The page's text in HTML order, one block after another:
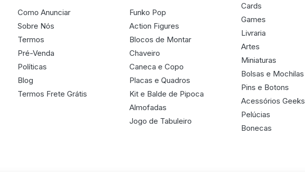
Como Anunciar
Sobre Nós
Termos
Pré-Venda
Políticas
Blog
Termos Frete Grátis
Funko Pop
Action Figures
Blocos de Montar
Chaveiro
Caneca e Copo
Placas e Quadros
Kit e Balde de Pipoca
Almofadas
Jogo de Tabuleiro
Cards
Games
Livraria
Artes
Miniaturas
Bolsas e Mochilas
Pins e Botons
Acessórios Geeks
Pelúcias
Bonecas